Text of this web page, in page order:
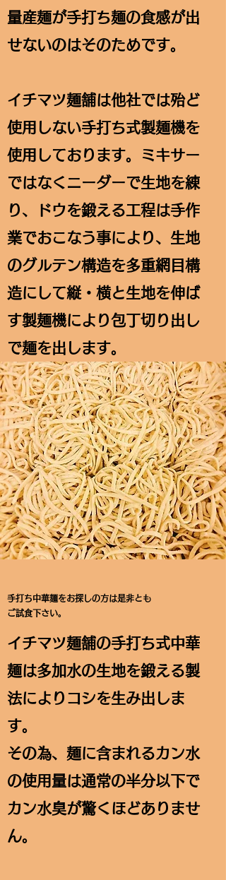
量産麺が手打ち麺の食感が出
せないのはそのためです。
イチマツ麺舗は他社では殆ど
使用しない手打ち式製麺機を
使用しております。ミキサー
ではなくニーダーで生地を練
り、ドウを鍛える工程は手作
業でおこなう事により、生地
のグルテン構造を多重網目構
造にして縦・横と生地を伸ば
す製麺機により包丁切り出し
で麺を出します。
手打ち中華麺をお探しの方は是非とも
ご試食下さい。
イチマツ麺舗の手打ち式中華
麺は多加水の生地を鍛える製
法によりコシを生み出しま
す。
その為、麺に含まれるカン水
の使用量は通常の半分以下で
カン水臭が驚くほどありませ
ん。